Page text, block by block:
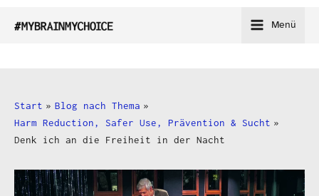
Inhalt
Menü
Start
Blog nach Thema
Harm Reduction, Safer Use, Prävention & Sucht
Denk ich an die Freiheit in der Nacht